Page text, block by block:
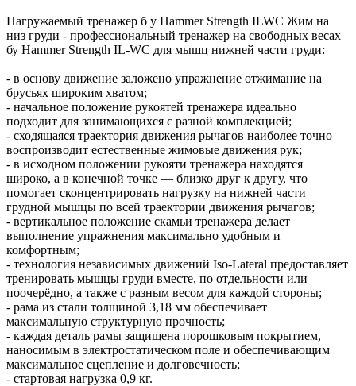
Нагружаемый тренажер б у Hammer Strength ILWC Жим на
низ груди - профессиональный тренажер на свободных весах
бу Hammer Strength IL-WC для мышц нижней части груди:
- в основу движение заложено упражнение отжимание на
брусьях широким хватом;
- начальное положение рукоятей тренажера идеально
подходит для занимающихся с разной комплекцией;
- сходящаяся траектория движения рычагов наиболее точно
воспроизводит естественные жимовые движения рук;
- в исходном положении рукояти тренажера находятся
широко, а в конечной точке — близко друг к другу, что
помогает сконцентрировать нагрузку на нижней части
грудной мышцы по всей траектории движения рычагов;
- вертикальное положение скамьи тренажера делает
выполнение упражнения максимально удобным и
комфортным;
- технология независимых движений Iso-Lateral предоставляет
тренировать мышцы груди вместе, по отдельности или
поочерёдно, а также с разным весом для каждой стороны;
- рама из стали толщиной 3,18 мм обеспечивает
максимальную структурную прочность;
- каждая деталь рамы защищена порошковым покрытием,
наносимым в электростатическом поле и обеспечивающим
максимальное сцепление и долговечность;
- стартовая нагрузка 0,9 кг.